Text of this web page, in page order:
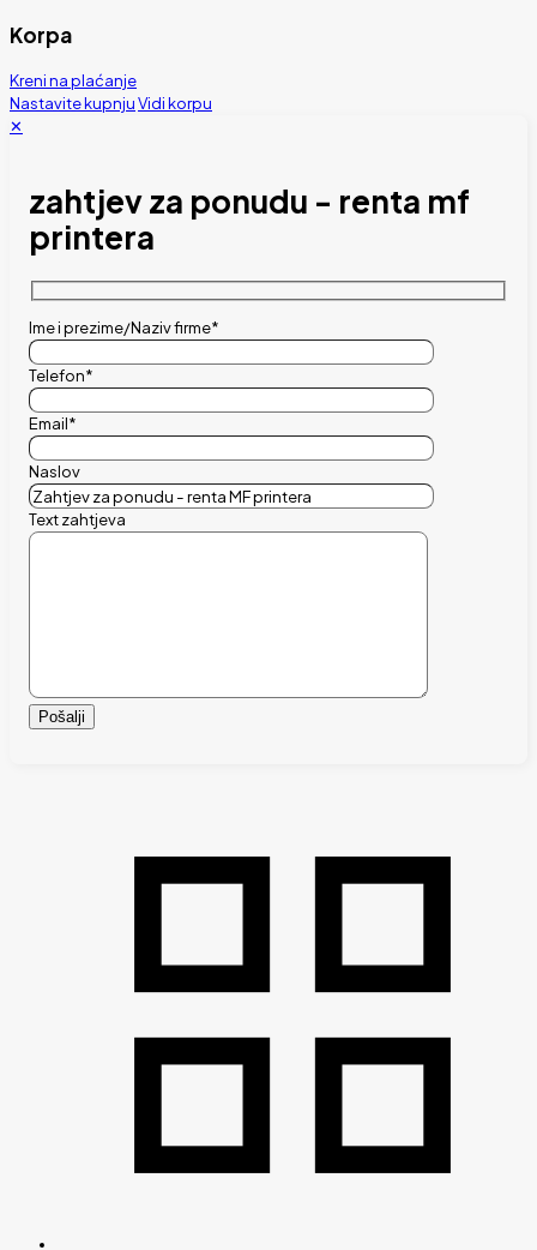
Korpa
Kreni na plaćanje
Nastavite kupnjuVidi korpu
✕
zahtjev za ponudu - renta mf
printera
Ime i prezime/Naziv firme*
Telefon*
Email*
Naslov
Text zahtjeva